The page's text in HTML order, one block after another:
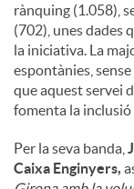
rànquing (1.058),
(702), unes dades
la iniciativa. La
espontànies,
que aquest servei
fomenta la inclusió
Per la seva banda,
Caixa Enginyers,